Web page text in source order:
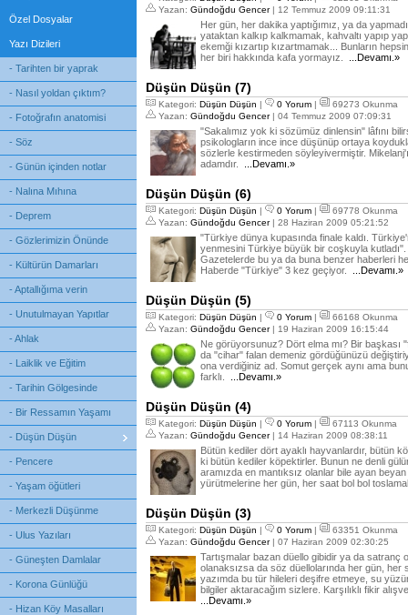
Özel Dosyalar
Yazı Dizileri
- Tarihten bir yaprak
- Nasıl yoldan çıktım?
- Fotoğrafın anatomisi
- Söz
- Günün içinden notlar
- Nalına Mıhına
- Deprem
- Gözlerimizin Önünde
- Kültürün Damarları
- Aptallığıma verin
- Unutulmayan Yapıtlar
- Ahlak
- Laiklik ve Eğitim
- Tarihin Gölgesinde
- Bir Ressamın Yaşamı
- Düşün Düşün
- Pencere
- Yaşam öğütleri
- Merkezli Düşünme
- Ulus Yazıları
- Güneşten Damlalar
- Korona Günlüğü
- Hizan Köy Masalları
Yazan: Gündoğdu Gencer| 12 Temmuz 2009 09:11:31
Her gün, her dakika yaptığımız, ya da
yataktan kalkıp kalkmamak, kahvaltı yapıp
ekemği kızartıp kızartmamak... Bunların
her biri hakkında kafa yormayız.
...Devamı.»
Düşün Düşün (7)
Kategori: Düşün Düşün | 0 Yorum |
69273 Okunma
Yazan: Gündoğdu Gencer| 04 Temmuz 2009 07:09:31
"Sakalımız yok ki sözümüz dinlensin" lâfını
psikologların ince ince düşünüp ortaya
sözlerle kestirmeden söyleyivermiştir.
adamdır.
...Devamı.»
Düşün Düşün (6)
Kategori: Düşün Düşün | 0 Yorum |
69778 Okunma
Yazan: Gündoğdu Gencer| 28 Haziran 2009 05:21:52
"Türkiye dünya kupasında finale kaldı.
yenmesini Türkiye büyük bir coşkuyla
Gazetelerde bu ya da buna benzer haberleri
Haberde "Türkiye" 3 kez geçiyor.
...Devamı.»
Düşün Düşün (5)
Kategori: Düşün Düşün | 0 Yorum |
66168 Okunma
Yazan: Gündoğdu Gencer| 19 Haziran 2009 16:15:44
Ne görüyorsunuz? Dört elma mı? Bir
da "cihar" falan demeniz gördüğünüzü
ona verdiğiniz ad. Somut gerçek aynı ama
farklı.
...Devamı.»
Düşün Düşün (4)
Kategori: Düşün Düşün | 0 Yorum |
67113 Okunma
Yazan: Gündoğdu Gencer| 14 Haziran 2009 08:38:11
Bütün kediler dört ayaklı hayvanlardır, bütün
ki bütün kediler köpektirler. Bunun ne denli
aramızda en mantıksız olanlar bile ayan
yürütmelerine her gün, her saat bol bol
Düşün Düşün (3)
Kategori: Düşün Düşün | 0 Yorum |
63351 Okunma
Yazan: Gündoğdu Gencer| 07 Haziran 2009 02:30:25
Tartışmalar bazan düello gibidir ya da satranç
olanaksızsa da söz düellolarında her gün, her
yazımda bu tür hileleri deşifre etmeye, su
bilgiler aktaracağım sizlere. Karşılıklı fikir
...Devamı.»